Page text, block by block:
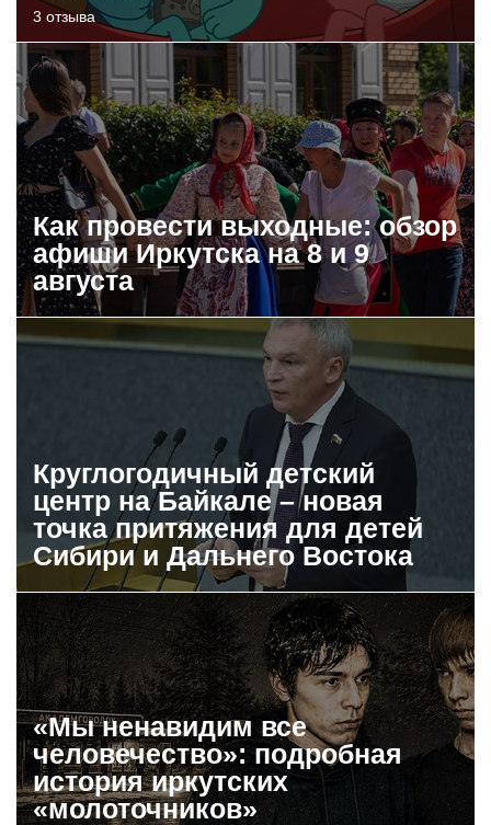
3 отзыва
Как провести выходные: обзор
афиши Иркутска на 8 и 9
августа
Круглогодичный детский
центр на Байкале – новая
точка притяжения для детей
Сибири и Дальнего Востока
«Мы ненавидим все
человечество»: подробная
история иркутских
«молоточников»